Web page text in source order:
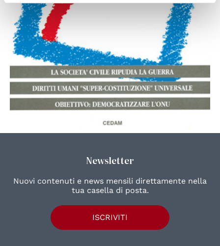
Newsletter
Nuovi contenuti e news mensili direttamente nella
tua casella di posta.
ISCRIVITI